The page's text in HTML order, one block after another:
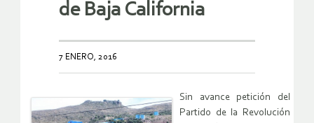
de Baja California
7 ENERO, 2016
Sin avance petición del
Partido de la Revolución